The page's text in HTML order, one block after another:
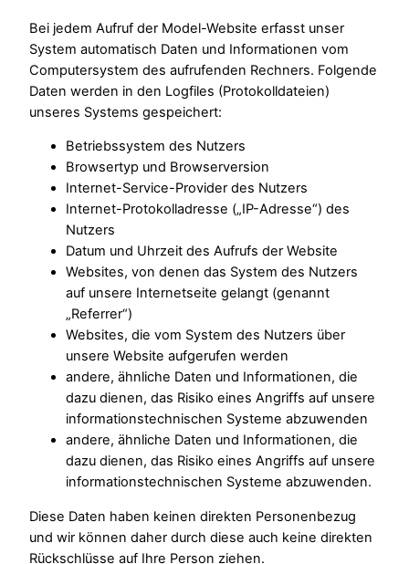
Bei jedem Aufruf der Model-Website erfasst unser
System automatisch Daten und Informationen vom
Computersystem des aufrufenden Rechners. Folgende
Daten werden in den Logfiles (Protokolldateien)
unseres Systems gespeichert:
Betriebssystem des Nutzers
Browsertyp und Browserversion
Internet-Service-Provider des Nutzers
Internet-Protokolladresse („IP-Adresse“) des
Nutzers
Datum und Uhrzeit des Aufrufs der Website
Websites, von denen das System des Nutzers
auf unsere Internetseite gelangt (genannt
„Referrer“)
Websites, die vom System des Nutzers über
unsere Website aufgerufen werden
andere, ähnliche Daten und Informationen, die
dazu dienen, das Risiko eines Angriffs auf unsere
informationstechnischen Systeme abzuwenden
andere, ähnliche Daten und Informationen, die
dazu dienen, das Risiko eines Angriffs auf unsere
informationstechnischen Systeme abzuwenden.
Diese Daten haben keinen direkten Personenbezug
und wir können daher durch diese auch keine direkten
Rückschlüsse auf Ihre Person ziehen.